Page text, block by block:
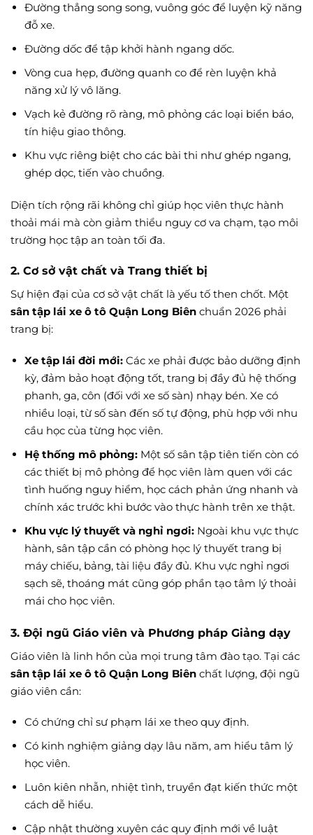
Đường thẳng song song, vuông góc để luyện kỹ năng
đỗ xe.
Đường dốc để tập khởi hành ngang dốc.
Vòng cua hẹp, đường quanh co để rèn luyện khả
năng xử lý vô lăng.
Vạch kẻ đường rõ ràng, mô phỏng các loại biển báo,
tín hiệu giao thông.
Khu vực riêng biệt cho các bài thi như ghép ngang,
ghép dọc, tiến vào chuồng.
Diện tích rộng rãi không chỉ giúp học viên thực hành
thoải mái mà còn giảm thiểu nguy cơ va chạm, tạo môi
trường học tập an toàn tối đa.
2. Cơ sở vật chất và Trang thiết bị
Sự hiện đại của cơ sở vật chất là yếu tố then chốt. Một
sân tập lái xe ô tô Quận Long Biên chuẩn 2026 phải
trang bị:
Xe tập lái đời mới:Các xe phải được bảo dưỡng định
kỳ, đảm bảo hoạt động tốt, trang bị đầy đủ hệ thống
phanh, ga, côn (đối với xe số sàn) nhạy bén. Xe có
nhiều loại, từ số sàn đến số tự động, phù hợp với nhu
cầu học của từng học viên.
Hệ thống mô phỏng:Một số sân tập tiên tiến còn có
các thiết bị mô phỏng để học viên làm quen với các
tình huống nguy hiểm, học cách phản ứng nhanh và
chính xác trước khi bước vào thực hành trên xe thật.
Khu vực lý thuyết và nghỉ ngơi:Ngoài khu vực thực
hành, sân tập cần có phòng học lý thuyết trang bị
máy chiếu, bảng, tài liệu đầy đủ. Khu vực nghỉ ngơi
sạch sẽ, thoáng mát cũng góp phần tạo tâm lý thoải
mái cho học viên.
3. Đội ngũ Giáo viên và Phương pháp Giảng dạy
Giáo viên là linh hồn của mọi trung tâm đào tạo. Tại các
sân tập lái xe ô tô Quận Long Biên chất lượng, đội ngũ
giáo viên cần:
Có chứng chỉ sư phạm lái xe theo quy định.
Có kinh nghiệm giảng dạy lâu năm, am hiểu tâm lý
học viên.
Luôn kiên nhẫn, nhiệt tình, truyền đạt kiến thức một
cách dễ hiểu.
Cập nhật thường xuyên các quy định mới về luật